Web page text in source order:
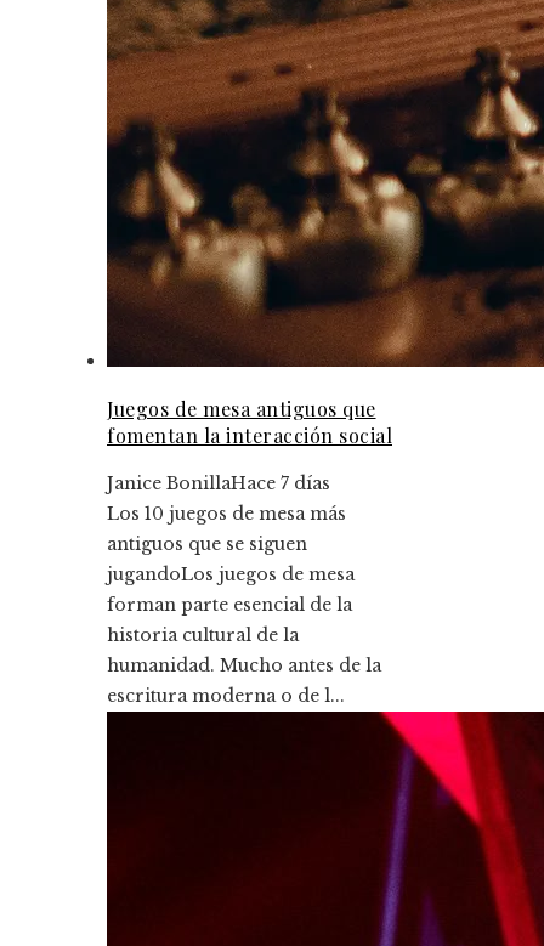
Juegos de mesa antiguos que
fomentan la interacción social
Janice BonillaHace 7 días
Los 10 juegos de mesa más
antiguos que se siguen
jugandoLos juegos de mesa
forman parte esencial de la
historia cultural de la
humanidad. Mucho antes de la
escritura moderna o de l...